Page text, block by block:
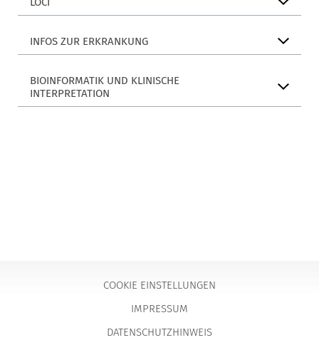
INFOS ZUR ERKRANKUNG
BIOINFORMATIK UND KLINISCHE
INTERPRETATION
COOKIE EINSTELLUNGEN
IMPRESSUM
DATENSCHUTZHINWEIS